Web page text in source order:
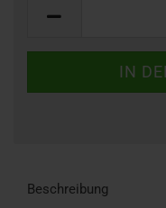
Beschreibung